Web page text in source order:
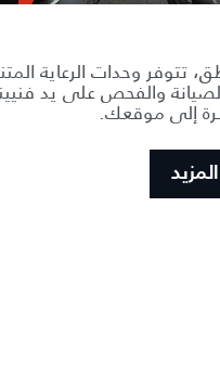
تتوفر وحدات الرعاية
والفحص على يد
إلى موقعك.